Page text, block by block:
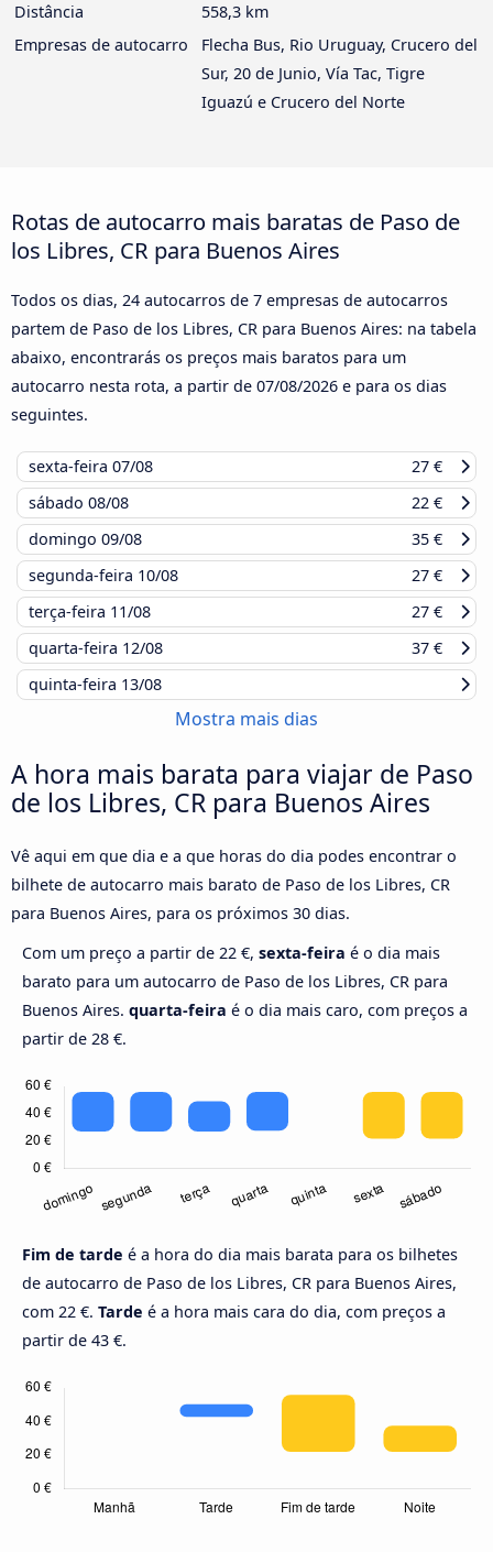
Distância
558,3 km
Empresas de autocarro
Flecha Bus, Rio Uruguay, Crucero del
Sur, 20 de Junio, Vía Tac, Tigre
Iguazú e Crucero del Norte
Rotas de autocarro mais baratas de Paso de
los Libres, CR para Buenos Aires
Todos os dias, 24 autocarros de 7 empresas de autocarros
partem de Paso de los Libres, CR para Buenos Aires: na tabela
abaixo, encontrarás os preços mais baratos para um
autocarro nesta rota, a partir de 07/08/2026 e para os dias
seguintes.
sexta-feira 07/08
27 €
sábado 08/08
22 €
domingo 09/08
35 €
segunda-feira 10/08
27 €
terça-feira 11/08
27 €
quarta-feira 12/08
37 €
quinta-feira 13/08
Mostra mais dias
A hora mais barata para viajar de Paso
de los Libres, CR para Buenos Aires
Vê aqui em que dia e a que horas do dia podes encontrar o
bilhete de autocarro mais barato de Paso de los Libres, CR
para Buenos Aires, para os próximos 30 dias.
Com um preço a partir de 22 €, sexta-feira é o dia mais
barato para um autocarro de Paso de los Libres, CR para
Buenos Aires. quarta-feira é o dia mais caro, com preços a
partir de 28 €.
Fim de tarde é a hora do dia mais barata para os bilhetes
de autocarro de Paso de los Libres, CR para Buenos Aires,
com 22 €. Tarde é a hora mais cara do dia, com preços a
partir de 43 €.